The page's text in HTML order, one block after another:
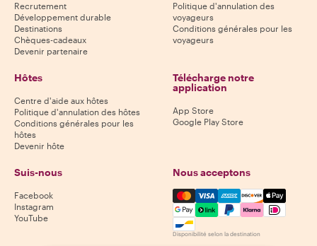
Recrutement
Développement durable
Destinations
Chèques-cadeaux
Devenir partenaire
Politique d'annulation des
voyageurs
Conditions générales pour les
voyageurs
Hôtes
Centre d'aide aux hôtes
Politique d'annulation des hôtes
Conditions générales pour les
hôtes
Devenir hôte
Télécharge notre
application
App Store
Google Play Store
Suis-nous
Facebook
Instagram
YouTube
Nous acceptons
Mastercard, Visa, Amex,
Disponibilité selon la destination